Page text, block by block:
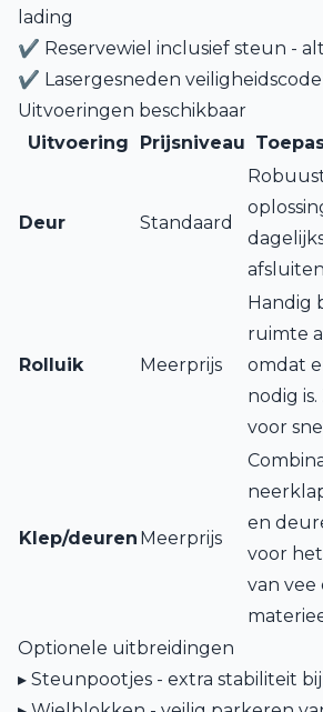
lading
✔ Reservewiel inclusief steun -
✔ Lasergesneden
Uitvoeringen beschikbaar
Uitvoering
Prijsniveau
Deur Standaard
Rolluik Meerprijs
Handig
ruimte
omdat
nodig
voor
Klep/deuren Meerprijs
en
voor
van vee
Optionele uitbreidingen
▸ Steunpootjes - extra stabiliteit